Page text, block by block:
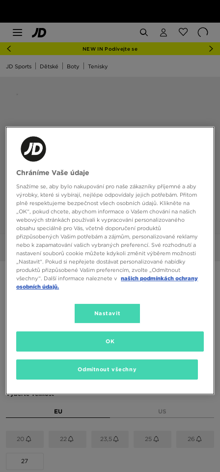
NEW IN Podívejte se
JD Sports Dětské Boty Tenisky
Obrázky 360°
ONLY AT JD
FILA PANACHE
Dostupné Barvy
Vyberte velikost
EU US
20 22 23,5 25 26
27
Chráníme Vaše údaje
Snažíme se, aby bylo nakupování pro naše zákazníky příjemné a aby
výrobky, které si vybírají, nejlépe odpovídaly jejich potřebám. Přitom
plně respektujeme bezpečnost všech osobních údajů. Klikněte na
„OK“, pokud chcete, abychom informace o Vašem chování na našich
webových stránkách používali k vypracování personalizovaného
obsahu speciálně pro Vás, včetně doporučení produktů
přizpůsobených Vašim potřebám a zájmům, personalizované reklamy
nebo k zapamatování vašich vybraných preferencí. Své rozhodnutí a
nastavení souborů cookie můžete kdykoli změnit výběrem možnosti
„Nastavit“. Pokud si nepřejete dostávat personalizované nabídky
produktů přizpůsobené Vašim preferencím, zvolte „Odmítnout
všechny“. Další informace naleznete v našich podmínkách ochrany
osobních údajů.
Nastavit
Odmítnout všechny
OK